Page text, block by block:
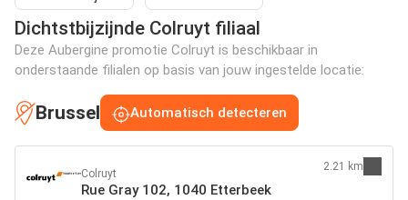
Dichtstbijzijnde Colruyt filiaal
Deze Aubergine promotie Colruyt is beschikbaar in
onderstaande filialen op basis van jouw ingestelde locatie:
Brussel Automatisch detecteren
Colruyt
Rue Gray 102, 1040 Etterbeek
2.21 km